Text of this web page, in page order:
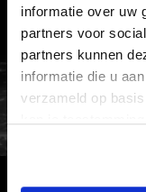
informatie over uw
partners voor
partners kunnen
informatie die u
verzameld op
FC